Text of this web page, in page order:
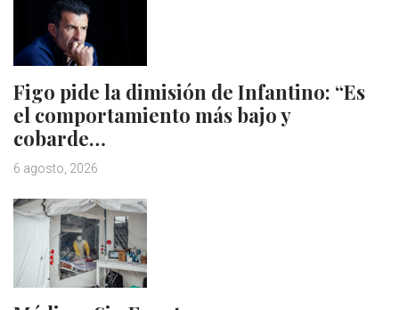
Figo pide la dimisión de Infantino: “Es
el comportamiento más bajo y
cobarde…
6 agosto, 2026